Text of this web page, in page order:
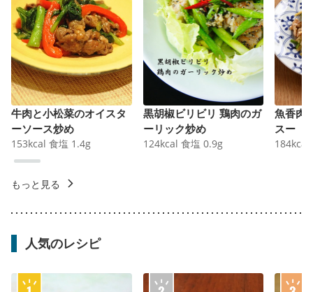
牛肉と小松菜のオイスタ
ーソース炒め
153kcal 食塩 1.4g
黒胡椒ビリビリ 鶏肉のガ
ーリック炒め
124kcal 食塩 0.9g
魚香肉
スー
184kcal
もっと見る
人気のレシピ